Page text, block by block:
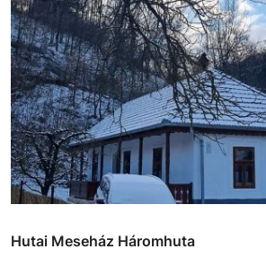
Hutai Meseház Háromhuta